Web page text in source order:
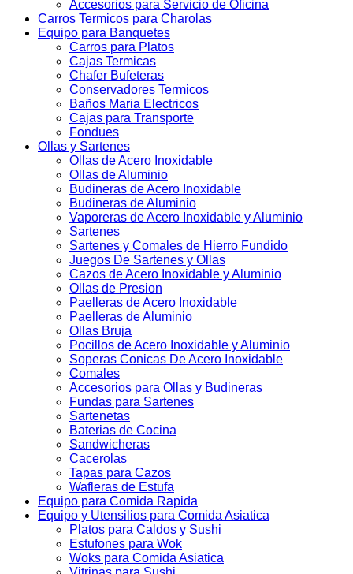
Accesorios para Servicio de Oficina
Carros Termicos para Charolas
Equipo para Banquetes
Carros para Platos
Cajas Termicas
Chafer Bufeteras
Conservadores Termicos
Baños Maria Electricos
Cajas para Transporte
Fondues
Ollas y Sartenes
Ollas de Acero Inoxidable
Ollas de Aluminio
Budineras de Acero Inoxidable
Budineras de Aluminio
Vaporeras de Acero Inoxidable y Aluminio
Sartenes
Sartenes y Comales de Hierro Fundido
Juegos De Sartenes y Ollas
Cazos de Acero Inoxidable y Aluminio
Ollas de Presion
Paelleras de Acero Inoxidable
Paelleras de Aluminio
Ollas Bruja
Pocillos de Acero Inoxidable y Aluminio
Soperas Conicas De Acero Inoxidable
Comales
Accesorios para Ollas y Budineras
Fundas para Sartenes
Sartenetas
Baterias de Cocina
Sandwicheras
Cacerolas
Tapas para Cazos
Wafleras de Estufa
Equipo para Comida Rapida
Equipo y Utensilios para Comida Asiatica
Platos para Caldos y Sushi
Estufones para Wok
Woks para Comida Asiatica